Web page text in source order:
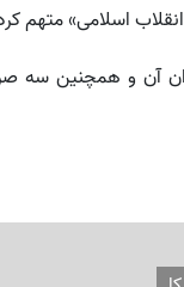
اسلامی» متهم
آن و همچنین سه